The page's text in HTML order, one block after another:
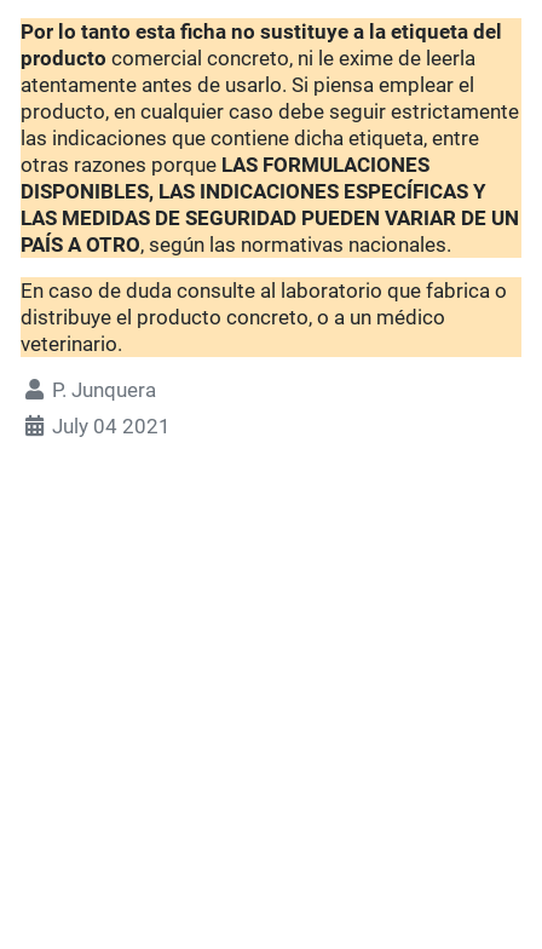
Por lo tanto esta ficha no sustituye a la etiqueta del
producto comercial concreto, ni le exime de leerla
atentamente antes de usarlo. Si piensa emplear el
producto, en cualquier caso debe seguir estrictamente
las indicaciones que contiene dicha etiqueta, entre
otras razones porque LAS FORMULACIONES
DISPONIBLES, LAS INDICACIONES ESPECÍFICAS Y
LAS MEDIDAS DE SEGURIDAD PUEDEN VARIAR DE UN
PAÍS A OTRO, según las normativas nacionales.
En caso de duda consulte al laboratorio que fabrica o
distribuye el producto concreto, o a un médico
veterinario.
P. Junquera
July 04 2021